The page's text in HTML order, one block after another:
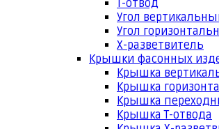
Т-отвод
Угол
Угол
Х-разветвитель
Крышки фасонных
Крышка
Крышка
Крышка
Крышка Т-отвода